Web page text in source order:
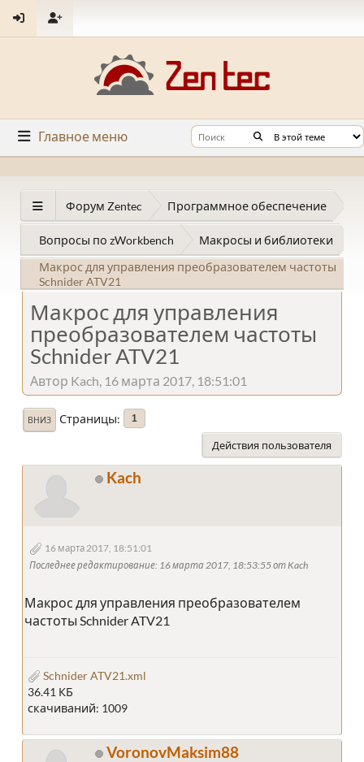
Главное меню
Форум Zentec Программное обеспечение
Вопросы по zWorkbench
Макросы и библиотеки
Макрос для управления преобразователем частоты
Schnider ATV21
Макрос для управления
преобразователем частоты
Schnider ATV21
Автор Kach, 16 марта 2017, 18:51:01
ВНИЗ Страницы 1
Действия пользователя
Kach
16 марта 2017, 18:51:01
Последнее редактирование: 16 марта 2017, 18:53:55 от Kach
Макрос для управления преобразователем
частоты Schnider ATV21
Schnider ATV21.xml
36.41 КБ
скачиваний: 1009
VoronovMaksim88